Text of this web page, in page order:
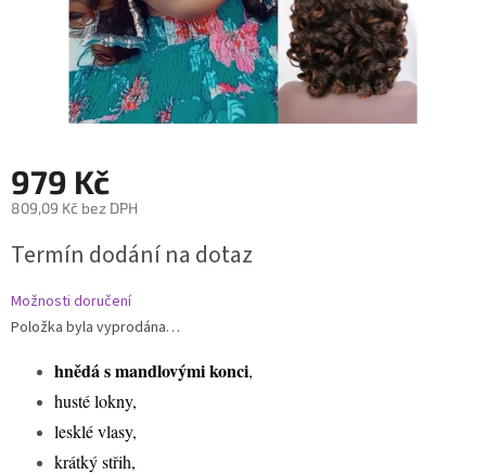
979 Kč
809,09 Kč bez DPH
cena:
Termín dodání na dotaz
Možnosti doručení
Položka byla vyprodána…
hnědá s mandlovými konci,
husté lokny,
lesklé vlasy,
krátký střih,